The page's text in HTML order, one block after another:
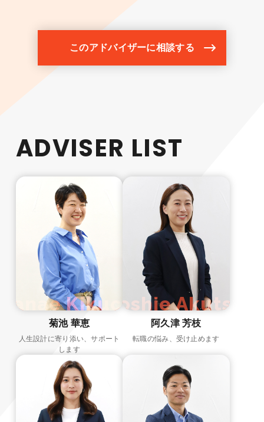
このアドバイザーに相談する
ADVISER LIST
Kikuchi
菊池 華恵
人生設計に寄り添い、サポート
します
Yoshie Akutsu
阿久津 芳枝
転職の悩み、受け止めます